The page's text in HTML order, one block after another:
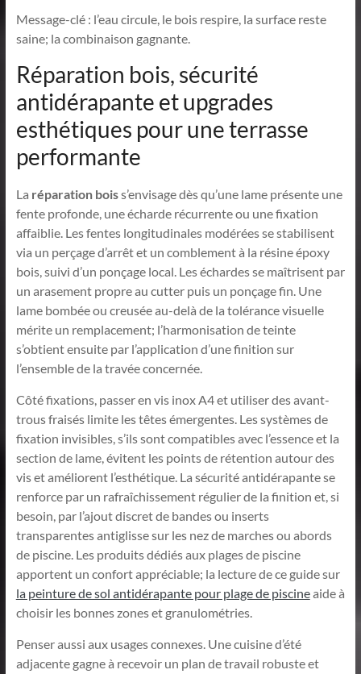
Message-clé : l’eau circule, le bois respire, la surface reste
saine; la combinaison gagnante.
Réparation bois, sécurité
antidérapante et upgrades
esthétiques pour une terrasse
performante
La réparation boiss’envisage dès qu’une lame présente une
fente profonde, une écharde récurrente ou une fixation
affaiblie. Les fentes longitudinales modérées se stabilisent
via un perçage d’arrêt et un comblement à la résine époxy
bois, suivi d’un ponçage local. Les échardes se maîtrisent par
un arasement propre au cutter puis un ponçage fin. Une
lame bombée ou creusée au-delà de la tolérance visuelle
mérite un remplacement; l’harmonisation de teinte
s’obtient ensuite par l’application d’une finition sur
l’ensemble de la travée concernée.
Côté fixations, passer en vis inox A4 et utiliser des avant-
trous fraisés limite les têtes émergentes. Les systèmes de
fixation invisibles, s’ils sont compatibles avec l’essence et la
section de lame, évitent les points de rétention autour des
vis et améliorent l’esthétique. La sécurité antidérapante se
renforce par un rafraîchissement régulier de la finition et, si
besoin, par l’ajout discret de bandes ou inserts
transparentes antiglisse sur les nez de marches ou abords
de piscine. Les produits dédiés aux plages de piscine
apportent un confort appréciable; la lecture de ce guide sur
la peinture de sol antidérapante pour plage de piscineaide à
choisir les bonnes zones et granulométries.
Penser aussi aux usages connexes. Une cuisine d’été
adjacente gagne à recevoir un plan de travail robuste et